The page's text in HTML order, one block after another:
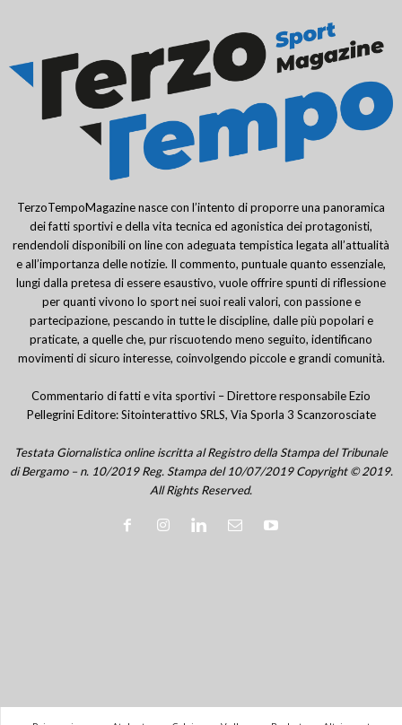
TerzoTempoMagazine nasce con l’intento di proporre una panoramica
dei fatti sportivi e della vita tecnica ed agonistica dei protagonisti,
rendendoli disponibili on line con adeguata tempistica legata all’attualità
e all’importanza delle notizie. Il commento, puntuale quanto essenziale,
lungi dalla pretesa di essere esaustivo, vuole offrire spunti di riflessione
per quanti vivono lo sport nei suoi reali valori, con passione e
partecipazione, pescando in tutte le discipline, dalle più popolari e
praticate, a quelle che, pur riscuotendo meno seguito, identificano
movimenti di sicuro interesse, coinvolgendo piccole e grandi comunità.
Commentario di fatti e vita sportivi – Direttore responsabile Ezio
Pellegrini Editore: Sitointerattivo SRLS, Via Sporla 3 Scanzorosciate
Testata Giornalistica online iscritta al Registro della Stampa del Tribunale
di Bergamo – n. 10/2019 Reg. Stampa del 10/07/2019 Copyright © 2019.
All Rights Reserved.